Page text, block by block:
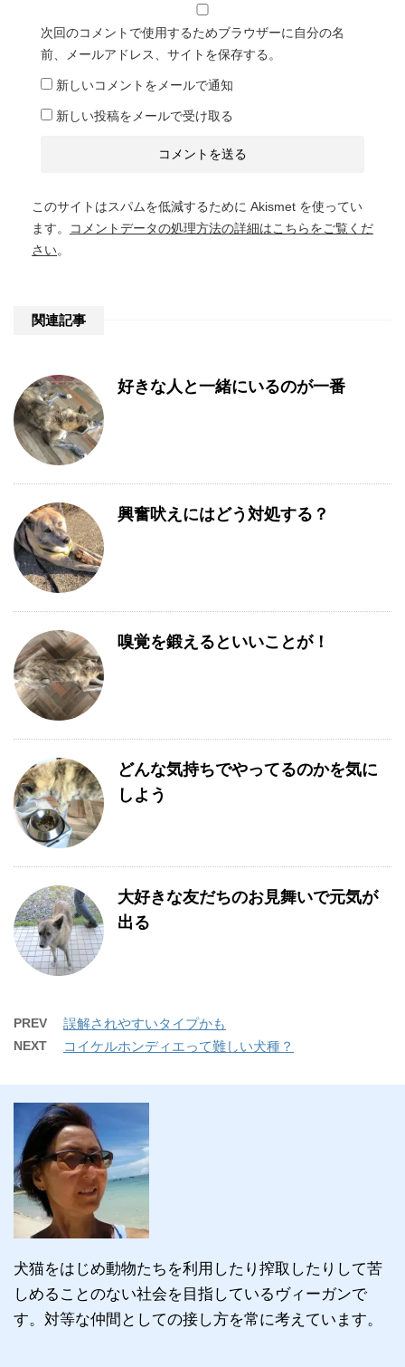
次回のコメントで使用するためブラウザーに自分の名
前、メールアドレス、サイトを保存する。
新しいコメントをメールで通知
新しい投稿をメールで受け取る
このサイトはスパムを低減するために Akismet を使ってい
ます。
コメントデータの処理方法の詳細はこちらをご覧くだ
さい。
関連記事
好きな人と一緒にいるのが一番
興奮吠えにはどう対処する？
嗅覚を鍛えるといいことが！
どんな気持ちでやってるのかを気に
しよう
大好きな友だちのお見舞いで元気が
出る
PREV 誤解されやすいタイプかも
NEXT コイケルホンディエって難しい犬種？
犬猫をはじめ動物たちを利用したり搾取したりして苦
しめることのない社会を目指しているヴィーガンで
す。対等な仲間としての接し方を常に考えています。